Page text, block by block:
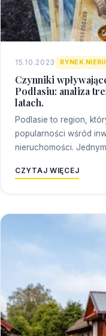
15.10.2023 RYNEK
Czynniki
Podlasiu: analiza
latach.
Podlasie to region,
popularności wśród
nieruchomości.
CZYTAJ WIĘCEJ